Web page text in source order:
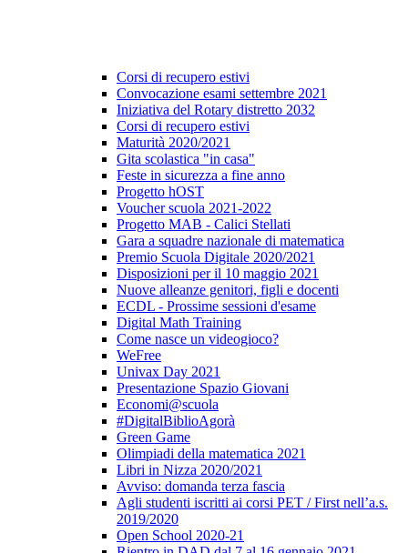
Corsi di recupero estivi
Convocazione esami settembre 2021
Iniziativa del Rotary distretto 2032
Corsi di recupero estivi
Maturità 2020/2021
Gita scolastica "in casa"
Feste in sicurezza a fine anno
Progetto hOST
Voucher scuola 2021-2022
Progetto MAB - Calici Stellati
Gara a squadre nazionale di matematica
Premio Scuola Digitale 2020/2021
Disposizioni per il 10 maggio 2021
Nuove alleanze genitori, figli e docenti
ECDL - Prossime sessioni d'esame
Digital Math Training
Come nasce un videogioco?
WeFree
Univax Day 2021
Presentazione Spazio Giovani
Economi@scuola
#DigitalBiblioAgorà
Green Game
Olimpiadi della matematica 2021
Libri in Nizza 2020/2021
Avviso: domanda terza fascia
Agli studenti iscritti ai corsi PET / First nell’a.s.
2019/2020
Open School 2020-21